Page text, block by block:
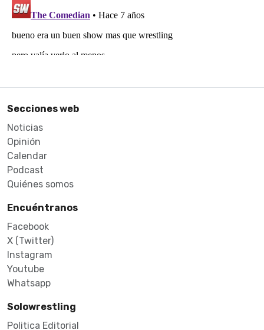
Secciones web
Noticias
Opinión
Calendar
Podcast
Quiénes somos
Encuéntranos
Facebook
X (Twitter)
Instagram
Youtube
Whatsapp
Solowrestling
Politica Editorial